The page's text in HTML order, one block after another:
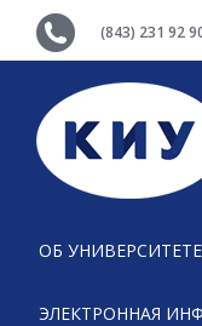
(843) 231 92
ОБ УНИВЕРСИТЕТЕ
ЭЛЕКТРОННАЯ